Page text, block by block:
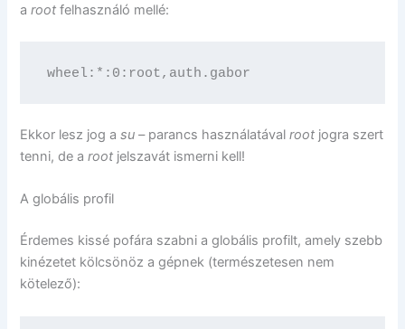
aroot felhasználó mellé:
wheel:*:0:root,auth.gabor
Ekkor lesz jog asu –parancs használatávalroot jogra szert
tenni, de aroot jelszavát ismerni kell!
A globális profil
Érdemes kissé pofára szabni a globális profilt, amely szebb
kinézetet kölcsönöz a gépnek (természetesen nem
kötelező):